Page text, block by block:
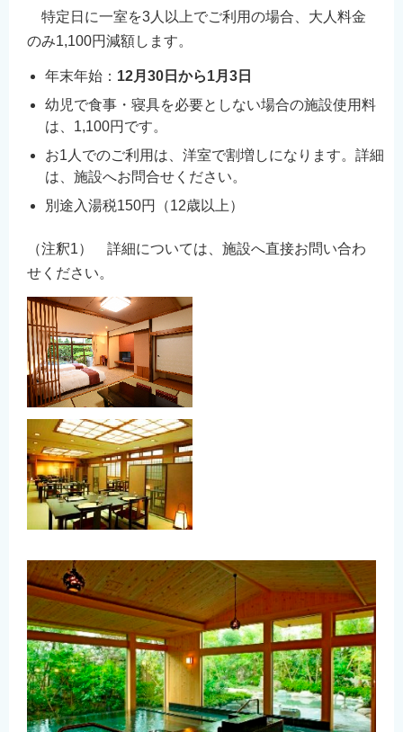
特定日に一室を3人以上でご利用の場合、大人料金
のみ1,100円減額します。
年末年始： 12月30日から1月3日
幼児で食事・寝具を必要としない場合の施設使用料
は、1,100円です。
お1人でのご利用は、洋室で割増しになります。詳細
は、施設へお問合せください。
別途入湯税150円（12歳以上）
（注釈1） 詳細については、施設へ直接お問い合わ
せください。